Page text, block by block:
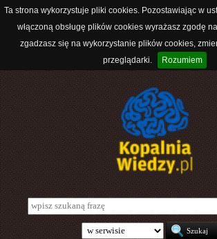
Ta strona wykorzystuje pliki cookies. Pozostawiając w
włączoną obsługę plików cookies wyrażasz zgodę
zgadzasz się na wykorzystanie plików cookies,
przeglądarki.
Rozumiem